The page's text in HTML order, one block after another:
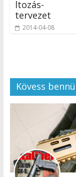
ltozás-
tervezet
2014-04-08
Kövess